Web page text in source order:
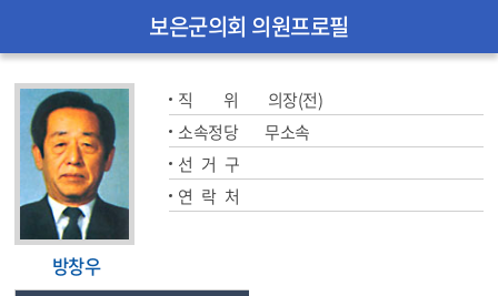
보은군의회 의원프로필
방창우
직           위
의장(전)
소속정당
무소속
선   거   구
연   락   처